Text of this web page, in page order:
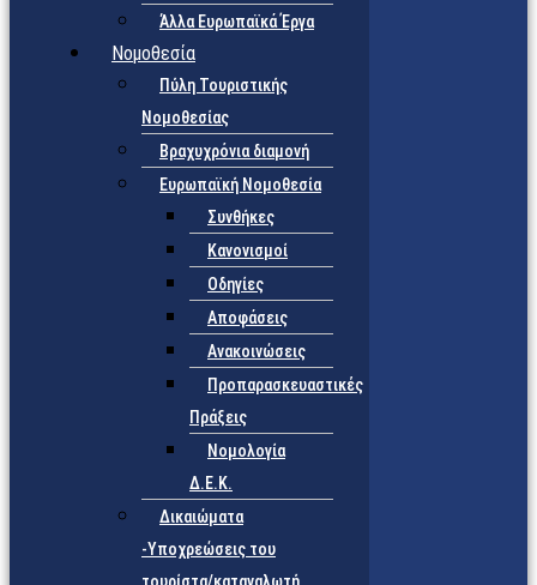
Άλλα Ευρωπαϊκά Έργα
Νομοθεσία
Πύλη Τουριστικής
Νομοθεσίας
Βραχυχρόνια διαμονή
Ευρωπαϊκή Νομοθεσία
Συνθήκες
Κανονισμοί
Οδηγίες
Αποφάσεις
Ανακοινώσεις
Προπαρασκευαστικές
Πράξεις
Νομολογία
Δ.Ε.Κ.
Δικαιώματα
-Υποχρεώσεις του